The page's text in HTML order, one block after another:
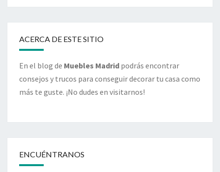
ACERCA DE ESTE SITIO
En el blog de Muebles Madrid podrás encontrar
consejos y trucos para conseguir decorar tu casa como
más te guste. ¡No dudes en visitarnos!
ENCUÉNTRANOS